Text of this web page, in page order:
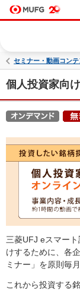
セミナー・動画コンテ
個人投資家向
三菱UFJ eスマー
けするために、各
ミナー」を原則毎
これから投資する